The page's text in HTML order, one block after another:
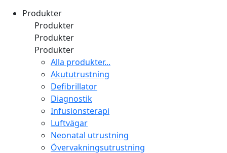
Produkter
Produkter
Produkter
Produkter
Alla produkter...
Akututrustning
Defibrillator
Diagnostik
Infusionsterapi
Luftvägar
Neonatal utrustning
Övervakningsutrustning